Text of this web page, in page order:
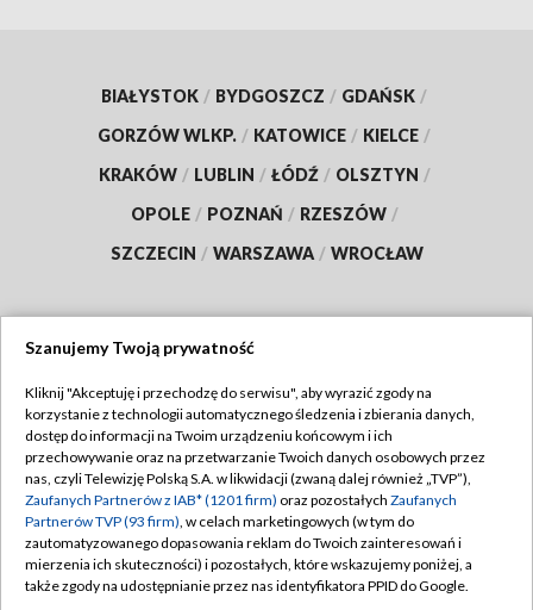
BIAŁYSTOK / BYDGOSZCZ / GDAŃSK /
GORZÓW WLKP. / KATOWICE / KIELCE /
KRAKÓW / LUBLIN / ŁÓDŹ / OLSZTYN /
OPOLE / POZNAŃ / RZESZÓW /
SZCZECIN / WARSZAWA / WROCŁAW
TVP
Abonament TVP
Emisja w TVP
Centrum informacji TVP
Naziemna Telewizja Cyfrowa
Regulamin TVP
Polityka prywatności
Moje zgody
Pomoc
Szanujemy Twoją prywatność
Kliknij "Akceptuję i przechodzę do serwisu", aby wyrazić zgody na
korzystanie z technologii automatycznego śledzenia i zbierania danych,
dostęp do informacji na Twoim urządzeniu końcowym i ich
przechowywanie oraz na przetwarzanie Twoich danych osobowych przez
nas, czyli Telewizję Polską S.A. w likwidacji (zwaną dalej również „TVP”),
Zaufanych Partnerów z IAB* (1201 firm) oraz pozostałych Zaufanych
Partnerów TVP (93 firm), w celach marketingowych (w tym do
zautomatyzowanego dopasowania reklam do Twoich zainteresowań i
mierzenia ich skuteczności) i pozostałych, które wskazujemy poniżej, a
także zgody na udostępnianie przez nas identyfikatora PPID do Google.